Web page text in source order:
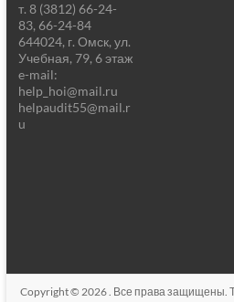
т. 8 (3812) 66-24-
83, 66-24-84
644024, г. Омск, ул.
Учебная, 79, 6 этаж
e-mail:
help_hoi@mail.ru
helpaudit55@mail.r
u
Copyright © 2026. Все права защищены.